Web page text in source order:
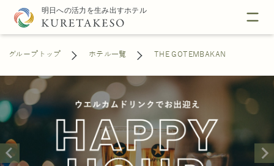
グループトップ ホテル一覧 THE GOTEMBAKAN